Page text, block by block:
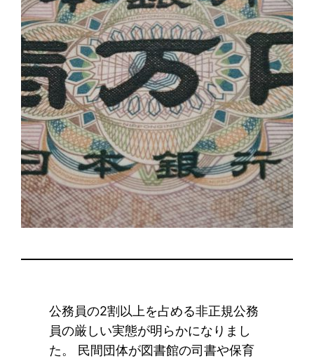
公務員の2割以上を占める非正規公務
員の厳しい実態が明らかになりまし
た。 民間団体が図書館の司書や保育